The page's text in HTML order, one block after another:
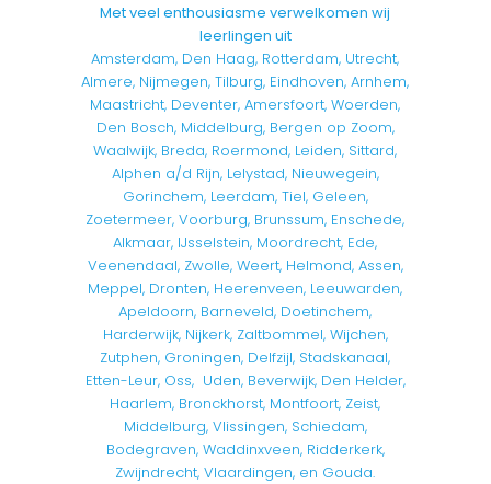
Met veel enthousiasme verwelkomen wij
leerlingen uit
Amsterdam, Den Haag, Rotterdam, Utrecht,
Almere, Nijmegen, Tilburg, Eindhoven, Arnhem,
Maastricht, Deventer, Amersfoort, Woerden,
Den Bosch, Middelburg, Bergen op Zoom,
Waalwijk, Breda, Roermond, Leiden, Sittard,
Alphen a/d Rijn, Lelystad, Nieuwegein,
Gorinchem, Leerdam, Tiel, Geleen,
Zoetermeer, Voorburg, Brunssum, Enschede,
Alkmaar, IJsselstein, Moordrecht, Ede,
Veenendaal, Zwolle, Weert, Helmond, Assen,
Meppel, Dronten, Heerenveen, Leeuwarden,
Apeldoorn, Barneveld, Doetinchem,
Harderwijk, Nijkerk, Zaltbommel, Wijchen,
Zutphen, Groningen, Delfzijl, Stadskanaal,
Etten-Leur, Oss, Uden, Beverwijk, Den Helder,
Haarlem, Bronckhorst, Montfoort, Zeist,
Middelburg, Vlissingen, Schiedam,
Bodegraven, Waddinxveen, Ridderkerk,
Zwijndrecht, Vlaardingen, en Gouda.